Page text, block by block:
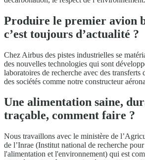
Produire le premier avion
c’est toujours d’actualité ?
Chez Airbus des pistes industrielles se
des nouvelles technologies qui sont
laboratoires de recherche avec des transferts
des sociétés comme notre constructeur
Une alimentation saine,
traçable, comment faire ?
Nous travaillons avec le ministère de
de l’Inrae (Institut national de recherche
l'alimentation et l'environnement) qui est